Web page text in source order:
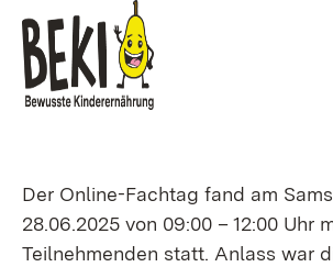
Der Online-Fachtag fand am
28.06.2025 von 09:00 – 12:00 Uhr
Teilnehmenden statt. Anlass war